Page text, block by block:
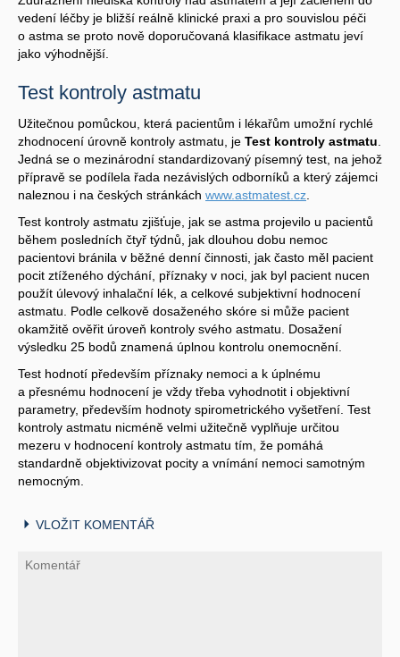
vedení léčby je bližší reálně klinické praxi a pro souvislou péči
o astma se proto nově doporučovaná klasifikace astmatu jeví
jako výhodnější.
Test kontroly astmatu
Užitečnou pomůckou, která pacientům i lékařům umožní rychlé
zhodnocení úrovně kontroly astmatu, je Test kontroly astmatu
Jedná se o mezinárodní standardizovaný písemný test, na jehož
přípravě se podílela řada nezávislých odborníků a který zájemci
naleznou i na českých stránkách www.astmatest.cz
Test kontroly astmatu zjišťuje, jak se astma projevilo u pacientů
během posledních čtyř týdnů, jak dlouhou dobu nemoc
pacientovi bránila v běžné denní činnosti, jak často měl pacient
pocit ztíženého dýchání, příznaky v noci, jak byl pacient nucen
použít úlevový inhalační lék, a celkové subjektivní hodnocení
astmatu. Podle celkově dosaženého skóre si může pacient
okamžitě ověřit úroveň kontroly svého astmatu. Dosažení
výsledku 25 bodů znamená úplnou kontrolu onemocnění.
Test hodnotí především příznaky nemoci a k úplnému
a přesnému hodnocení je vždy třeba vyhodnotit i objektivní
parametry, především hodnoty spirometrického vyšetření. Test
kontroly astmatu nicméně velmi užitečně vyplňuje určitou
mezeru v hodnocení kontroly astmatu tím, že pomáhá
standardně objektivizovat pocity a vnímání nemoci samotným
nemocným.
VLOŽIT KOMENTÁŘ